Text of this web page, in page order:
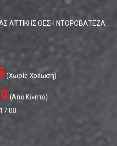
ΑΤΤΙΚΗΣ ΘΕΣΗ ΝΤΟΡΟΒΑΤΕΖΑ,
(Χωρίς Χρέωση)
(Από Κινητό)